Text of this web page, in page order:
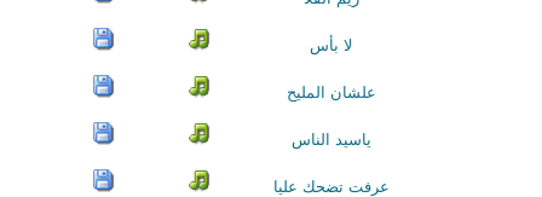
لا بأس
علشان المليح
ياسيد الناس
عرفت تضحك عليا